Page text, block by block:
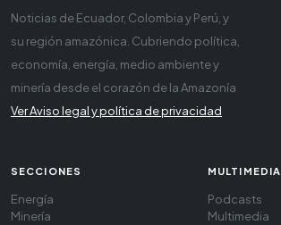
Noticias de Ecuador, Colombia y Perú, y
su región amazónica. Cubriendo política,
economía, energía, medio ambiente y
minería desde el corazón de la Amazonía
Ver Aviso legal y política de privacidad
SECCIONES
Energía
Minería
MULTIMEDIA
Podcasts
Multimedia